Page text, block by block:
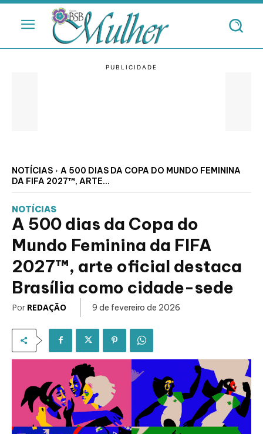
NOTÍCIAS
A 500 DIAS DA COPA DO MUNDO FEMININA
DA FIFA 2027™, ARTE...
NOTÍCIAS
A 500 dias da Copa do
Mundo Feminina da FIFA
2027™, arte oficial destaca
Brasília como cidade-sede
Por REDAÇÃO 9 de fevereiro de 2026